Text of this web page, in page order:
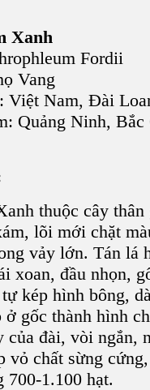
Xanh
Fordii
Vang
Việt Nam, Đài
Quảng Ninh,
thuộc cây
lõi mới chặt
vảy lớn. Tán lá
xoan, đầu nhọn,
kép hình bông,
gốc thành hình
của đài, vòi ngắn,
chất sừng
700-1.100 hạt.